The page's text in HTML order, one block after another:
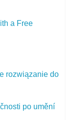
a Free
rozwiązanie do
po umění